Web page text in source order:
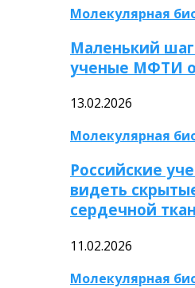
Молекулярная
Маленький
ученые МФТИ
13.02.2026
Молекулярная
Российские
видеть
сердечной
11.02.2026
Молекулярная